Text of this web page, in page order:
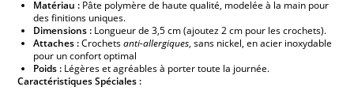
Matériau : Pâte polymère de haute qualité, modelée à la main pour
des finitions uniques.
Dimensions : Longueur de 3,5 cm (ajoutez 2 cm pour les crochets).
Attaches :Crochetsanti-allergiques, sans nickel, en acier inoxydable
pour un confort optimal
Poids : Légères et agréables à porter toute la journée.
Caractéristiques Spéciales :